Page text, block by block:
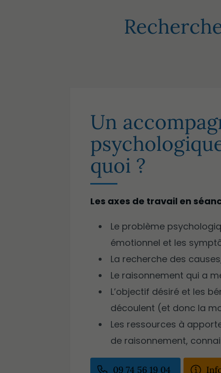
Un
quoi ?
Les axes de travail en
Le problème
émotionnel et les
La recherche des
Le raisonnement qui a
L’objectif désiré et les
découlent (et donc la
Les ressources à
de raisonnement,
09 74 56 19 04